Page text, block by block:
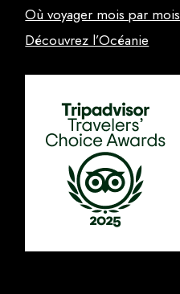
Où voyager mois par mois
Découvrez l’Océanie